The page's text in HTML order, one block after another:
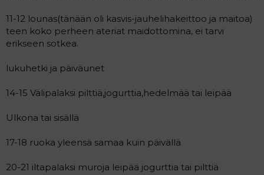
11-12 lounas(tänään oli kasvis-jauhelihakeittoo ja maitoa)
teen koko perheen ateriat maidottomina, ei tarvi
erikseen sotkea.
lukuhetki ja päiväunet
14-15 Välipalaksi pilttiä,jogurttia,hedelmää tai leipää
Ulkona tai sisällä
17-18 ruoka yleensä samaa kuin päivällä
20-21 iltapalaksi muroja leipää jogurttia tai pilttiä